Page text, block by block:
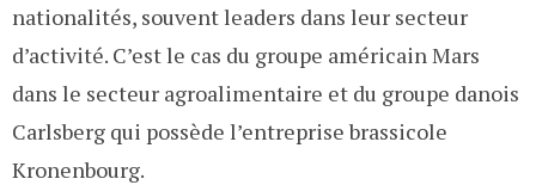
nationalités, souvent leaders dans leur secteur
d’activité. C’est le cas du groupe américain Mars
dans le secteur agroalimentaire et du groupe danois
Carlsberg qui possède l’entreprise brassicole
Kronenbourg.